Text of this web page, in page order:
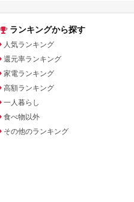
ランキングから探す
人気ランキング
還元率ランキング
家電ランキング
高額ランキング
一人暮らし
食べ物以外
その他のランキング